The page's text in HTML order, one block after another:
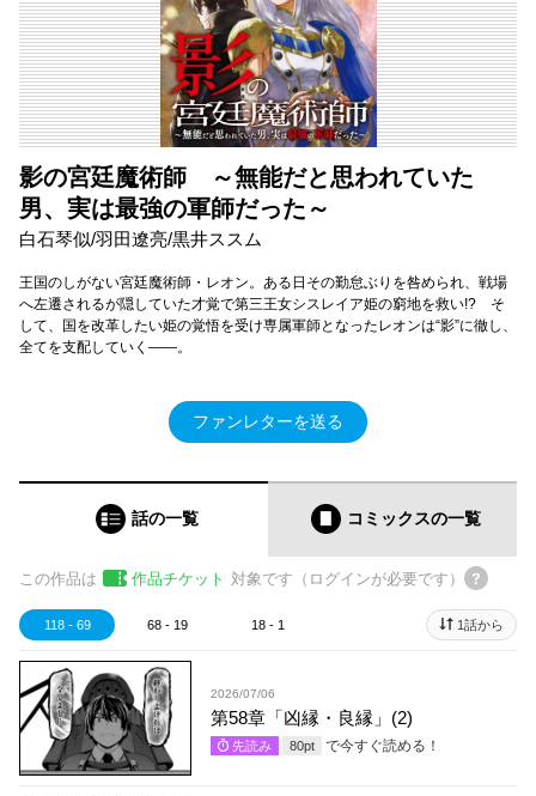
影の宮廷魔術師 ～無能だと思われていた
男、実は最強の軍師だった～
白石琴似/羽田遼亮/黒井ススム
王国のしがない宮廷魔術師・レオン。ある日その勤怠ぶりを咎められ、戦場
へ左遷されるが隠していた才覚で第三王女シスレイア姫の窮地を救い!? そ
して、国を改革したい姫の覚悟を受け専属軍師となったレオンは“影”に徹し、
全てを支配していく――。
ファンレターを送る
話の一覧 コミックスの一覧
この作品は 作品チケット 対象です（ログインが必要です）
118 - 69 68 - 19 18 - 1 1話から
2026/07/06
第58章「凶縁・良縁」(2)
先読み 80pt で今すぐ読める！